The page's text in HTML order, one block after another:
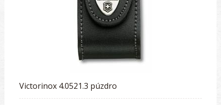
Victorinox 4.0521.3 púzdro